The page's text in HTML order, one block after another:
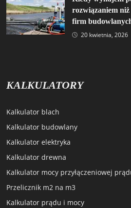
rozwiązaniem
firm
20 kwietnia, 2026
KALKULATORY
Kalkulator blach
Kalkulator budowlany
Kalkulator elektryka
Kalkulator drewna
Kalkulator mocy przyłączeniowej
Przelicznik m2 na m3
Kalkulator prądu i mocy